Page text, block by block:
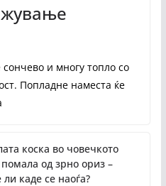
и многу топло со
Попладне наместа ќе
коска во човечкото
од зрно ориз –
ли каде се наоѓа?